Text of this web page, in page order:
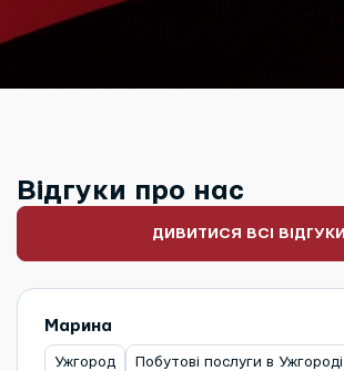
Відгуки про нас
ДИВИТИСЯ ВСІ ВІДГУКИ
Марина
Ужгород Побутові послуги в Ужгороді